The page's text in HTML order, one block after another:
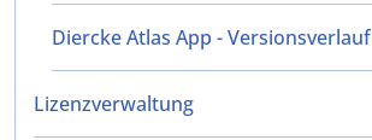
Diercke Atlas App - Versionsverlauf
Lizenzverwaltung